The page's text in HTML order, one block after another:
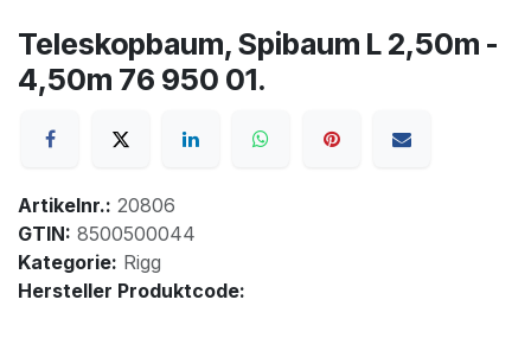
Teleskopbaum, Spibaum L 2,50m -
4,50m 76 950 01.
Artikelnr.: 20806
GTIN: 8500500044
Kategorie: Rigg
Hersteller Produktcode: